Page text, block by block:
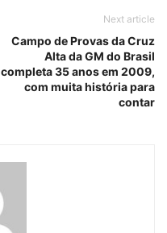
Next article
Campo de Provas da Cruz
Alta da GM do Brasil
completa 35 anos em 2009,
com muita história para
contar